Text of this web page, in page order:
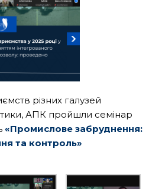
різних галузей
АПК пройшли семінар
«Промислове забруднення:
та контроль»